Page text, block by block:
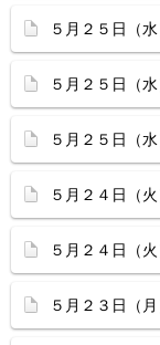
５月２５日（
５月２５日（
５月２５日（
５月２４日（
５月２４日（
５月２３日（